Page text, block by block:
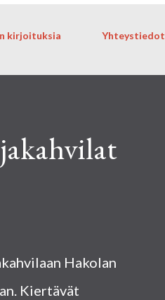
kirjoituksia Yhteystiedot
Hakolan
Kiertävät